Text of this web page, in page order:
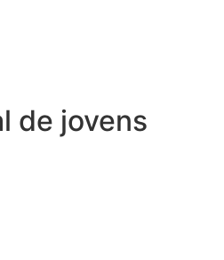
de jovens